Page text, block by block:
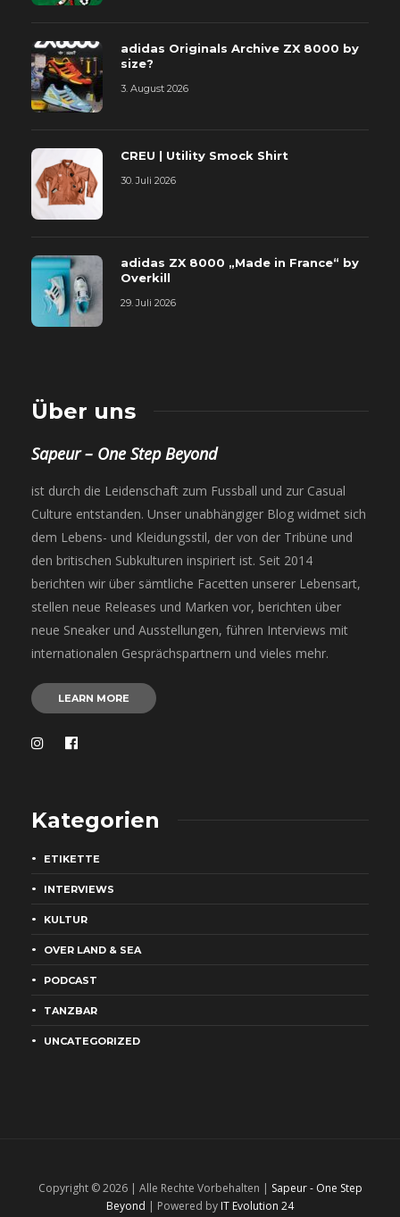
adidas Originals Archive ZX 8000 by
size?
3. August 2026
CREU | Utility Smock Shirt
30. Juli 2026
adidas ZX 8000 „Made in France“ by
Overkill
29. Juli 2026
Über uns
Sapeur – One Step Beyond
ist durch die Leidenschaft zum Fussball und zur Casual
Culture entstanden. Unser unabhängiger Blog widmet sich
dem Lebens- und Kleidungsstil, der von der Tribüne und
den britischen Subkulturen inspiriert ist. Seit 2014
berichten wir über sämtliche Facetten unserer Lebensart,
stellen neue Releases und Marken vor, berichten über
neue Sneaker und Ausstellungen, führen Interviews mit
internationalen Gesprächspartnern und vieles mehr.
LEARN MORE
Kategorien
ETIKETTE
INTERVIEWS
KULTUR
OVER LAND & SEA
PODCAST
TANZBAR
UNCATEGORIZED
Copyright © 2026 | Alle Rechte Vorbehalten | Sapeur - One Step
Beyond | Powered by IT Evolution 24